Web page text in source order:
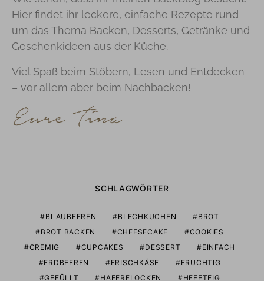
Hier findet ihr leckere, einfache Rezepte rund
um das Thema Backen, Desserts, Getränke und
Geschenkideen aus der Küche.
Viel Spaß beim Stöbern, Lesen und Entdecken
– vor allem aber beim Nachbacken!
SCHLAGWÖRTER
BLAUBEEREN BLECHKUCHEN
BROT
BROT BACKEN
CHEESECAKE
COOKIES
CREMIG
CUPCAKES DESSERT
EINFACH
ERDBEEREN
FRISCHKÄSE
FRUCHTIG
GEFÜLLT
HAFERFLOCKEN HEFETEIG